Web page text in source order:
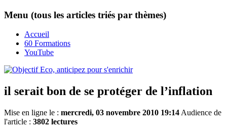
Menu (tous les articles triés par thèmes)
Accueil
60 Formations
YouTube
il serait bon de se protéger de l’inflation
Mise en ligne le : mercredi, 03 novembre 2010 19:14 Audience de
l'article : 3802 lectures